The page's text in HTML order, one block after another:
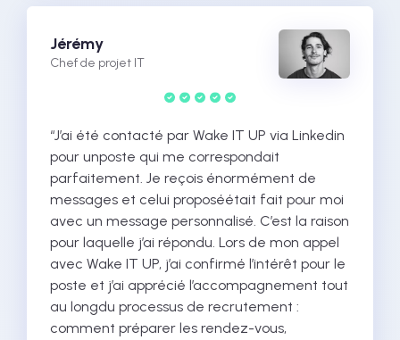
Jérémy
Chef de projet IT
“J’ai été contacté par Wake IT UP via Linkedin
pour unposte qui me correspondait
parfaitement. Je reçois énormément de
messages et celui proposéétait fait pour moi
avec un message personnalisé. C’est la raison
pour laquelle j’ai répondu. Lors de mon appel
avec Wake IT UP, j’ai confirmé l’intérêt pour le
poste et j’ai apprécié l’accompagnement tout
au longdu processus de recrutement :
comment préparer les rendez-vous,